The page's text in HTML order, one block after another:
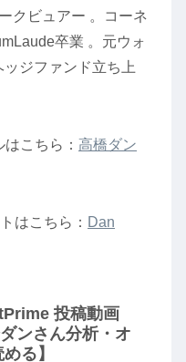
クビュアー 。コーネ
卒業 。元ウォ
ジファンド立ち上
こちら： 高橋ダン
はこちら： Dan
投稿動画
ンさん分析・オ
る】